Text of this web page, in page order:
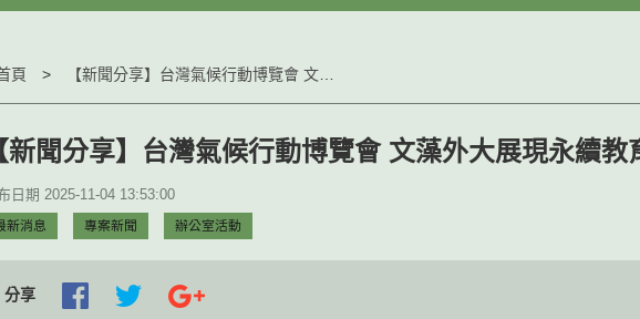
頁
新聞分享】台灣氣候行動博覽會 文藻外大展現永續教
日期 2025-11-04 13:53:00
新消息 專案新聞 辦公室活動
分享